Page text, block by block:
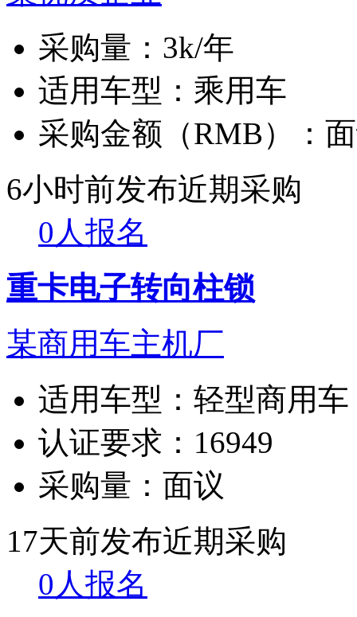
采购量： 3k/年
适用车型： 乘用车
采购金额（RMB）：
6小时前发布近期采购
0人报名
重卡电子转向柱锁
某商用车主机厂
适用车型： 轻型商用
认证要求： 16949
采购量： 面议
17天前发布近期采购
0人报名